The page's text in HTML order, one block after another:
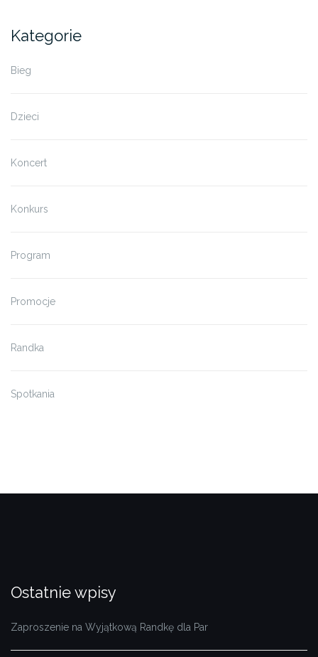
Kategorie
Bieg
Dzieci
Koncert
Konkurs
Program
Promocje
Randka
Spotkania
Ostatnie wpisy
Zaproszenie na Wyjątkową Randkę dla Par